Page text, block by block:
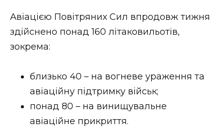
ФОТО
Авіацією Повітряних Сил впродовж тижня
здійснено понад 160 літаковильотів,
зокрема:
близько 40 – на вогневе ураження та
авіаційну підтримку військ;
понад 80 – на винищувальне
авіаційне прикриття.